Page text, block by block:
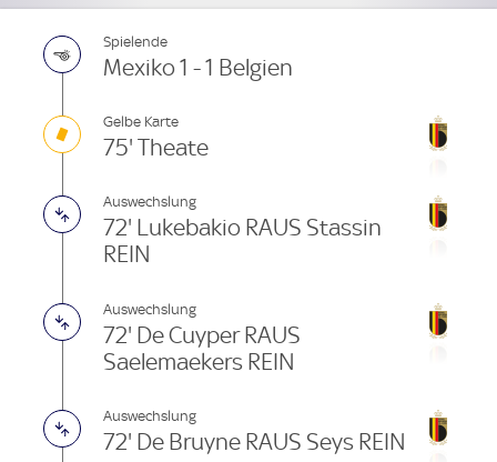
Spielende
Mexiko 1 - 1 Belgien
Gelbe Karte
75' Theate
Auswechslung
72' Lukebakio RAUS Stassin
REIN
Auswechslung
72' De Cuyper RAUS
Saelemaekers REIN
Auswechslung
72' De Bruyne RAUS Seys REIN